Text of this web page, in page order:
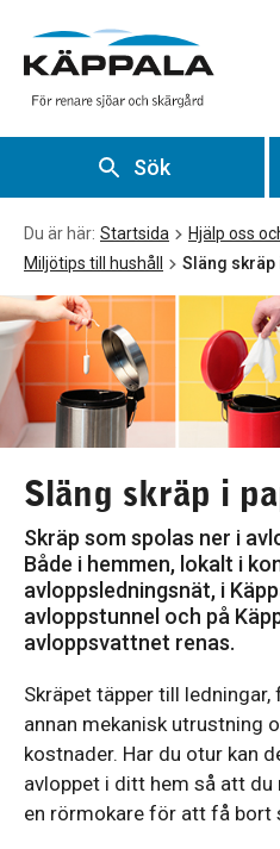
Sök
Du är här: Startsida
Hjälp oss
Miljötips till hushåll
Släng
Släng skräp i
Skräp som spolas ner i
Både i hemmen, lokalt i
avloppsledningsnät, i
avloppstunnel och på
avloppsvattnet renas.
Skräpet täpper till
annan mekanisk utrustning
kostnader. Har du otur kan
avloppet i ditt hem så att
en rörmokare för att få bort